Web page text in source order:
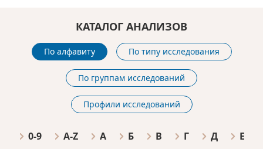
КАТАЛОГ АНАЛИЗОВ
По алфавиту По типу исследования
По группам исследований
Профили исследований
0-9 A-Z А Б В Г Д
Е